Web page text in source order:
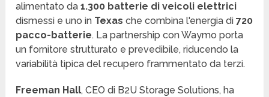
alimentato da1.300 batterie di veicoli elettrici
dismessi e uno in Texas che combina l'energia di720
pacco-batterie. La partnership con Waymo porta
un fornitore strutturato e prevedibile, riducendo la
variabilità tipica del recupero frammentato da terzi.
Freeman Hall, CEO di B2U Storage Solutions, ha